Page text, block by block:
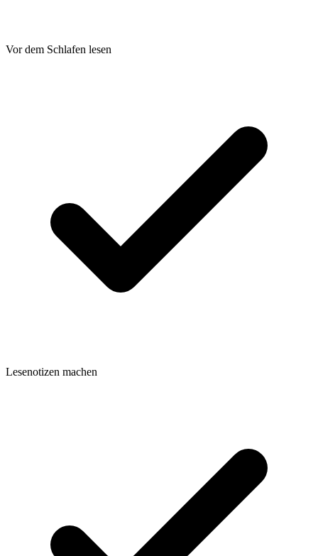
Vor dem Schlafen lesen
Lesenotizen machen